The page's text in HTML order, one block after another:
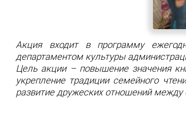
Акция входит в программу
департаментом культуры
Цель акции – повышение значения
укрепление традиции семейного
развитие дружеских отношений между